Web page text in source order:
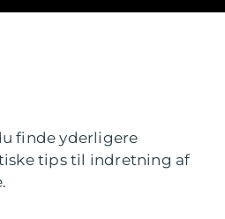
finde yderligere
tips til indretning af